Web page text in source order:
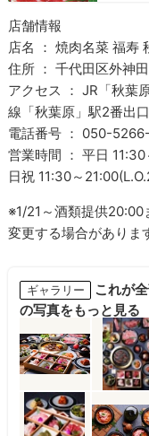
店舗情報
店名 ： 焼肉名菜 福寿
住所 ： 千代田区外神
アクセス ： JR「秋葉
線「秋葉原」駅2番出
電話番号 ： 050-
営業時間 ： 平日
日祝 11:30～
※1/21～酒類提供20:00
変更する場合がありま
ギャラリー
これが
の写真をもっと見る